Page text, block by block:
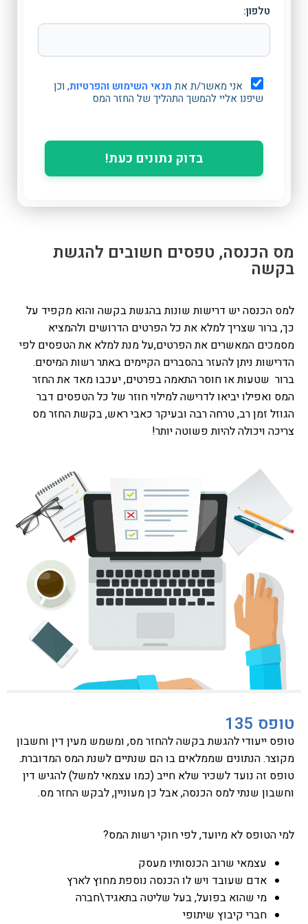
טלפון:
אני מאשר/ת את תנאי השימוש והפרטיות, וכן
שיפנו אליי להמשך התהליך של החזר המס
בדוק נתונים כעת!
מס הכנסה, טפסים חשובים להגשת
בקשה
למס הכנסה יש דרישות שונות בהגשת בקשה והוא מקפיד על
כך, ברור שצריך למלא את כל הפרטים הדרושים ולהמציא
מסמכים המאשרים את הפרטים,על מנת למלא את הטפסים לפי
הדרישות ניתן להעזר בהסברים הקיימים באתר רשות המיסים.
ברור שטעות או חוסר התאמה בפרטים, יעכבו מאד את החזר
המס ואפילו יביאו לדרישה למילוי חוזר של כל הטפסים דבר
הגוזל זמן רב, טרחה רבה ובעיקר כאבי ראש,בקשת החזר מס
צריכה ויכולה להיות פשוטה יותר!
טופס 135
טופס ייעודי להגשת בקשה להחזר מס, ומשמש מעין דין וחשבון
מקוצר. הנתונים שממלאים בו הם שנתיים לשנת המס המדוברת.
טופס זה נועד לשכיר שלא חייב (כמו עצמאי למשל) להגיש דין
וחשבון שנתי למס הכנסה, אבל כן מעוניין, לבקש החזר מס.
למי הטופס לא מיועד, לפי חוקי רשות המס?
עצמאי שרוב הכנסותיו מעסק
אדם שעובד ויש לו הכנסה נוספת מחוץ לארץ
מי שהוא בפועל, בעל שליטה בתאגיד\חברה
חברי קיבוץ שיתופי